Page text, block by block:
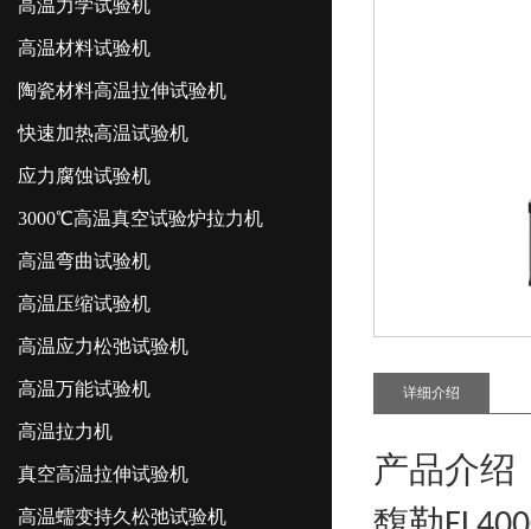
高温力学试验机
高温材料试验机
陶瓷材料高温拉伸试验机
快速加热高温试验机
应力腐蚀试验机
3000℃高温真空试验炉拉力机
高温弯曲试验机
高温压缩试验机
高温应力松弛试验机
高温万能试验机
高温拉力机
真空高温拉伸试验机
高温蠕变持久松弛试验机
详细介绍
产品介绍